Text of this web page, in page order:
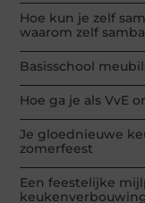
Hoe kun je zelf
waarom zelf
Basisschool
Hoe ga je als VvE
Je gloednieuwe
zomerfeest
Een feestelijke